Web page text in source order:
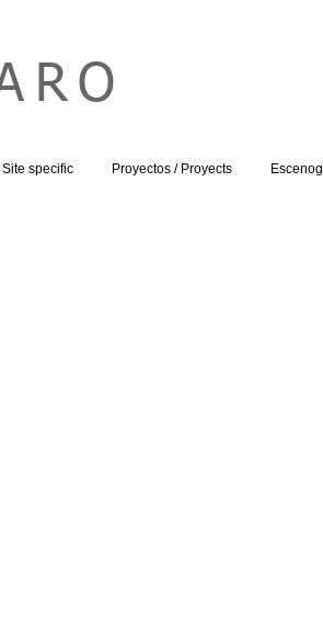
specific Proyectos / Proyects